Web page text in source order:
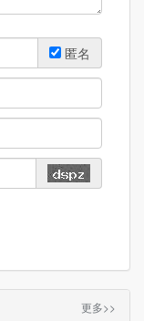
匿名
更多>>